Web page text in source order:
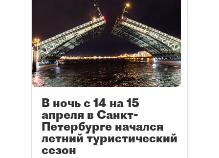
В ночь с 14 на 15
апреля в Санкт-
Петербурге начался
летний туристический
сезон